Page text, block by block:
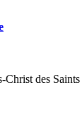
des